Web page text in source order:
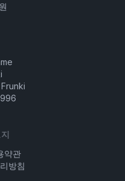
약관
방침